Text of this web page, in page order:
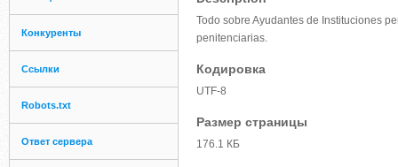
Конкуренты
Ссылки
Robots.txt
Ответ сервера
Todo sobre Ayudantes de Instituciones
penitenciarias.
Кодировка
UTF-8
Размер страницы
176.1 КБ